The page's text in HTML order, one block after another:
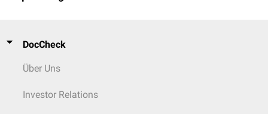
DocCheck
Über Uns
Investor Relations